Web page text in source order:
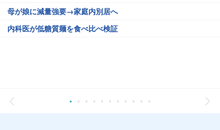
母が娘に減量強要→家庭内別居へ
内科医が低糖質麺を食べ比べ検証